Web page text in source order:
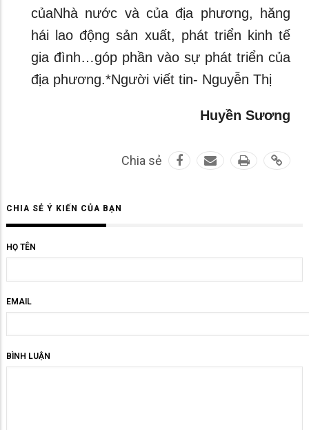
củaNhà nước và của địa phương, hăng
hái lao động sản xuất, phát triển kinh tế
gia đình…góp phần vào sự phát triển của
địa phương.*Người viết tin- Nguyễn Thị
Huyền Sương
Chia sẻ
CHIA SẺ Ý KIẾN CỦA BẠN
HỌ TÊN
EMAIL
BÌNH LUẬN